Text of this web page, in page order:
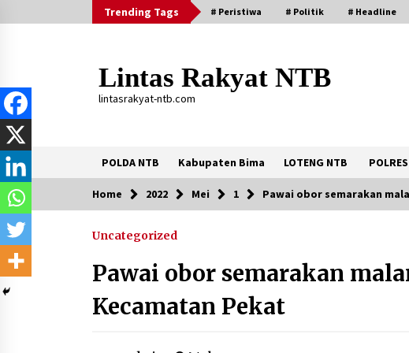
to
Trending Tags # Peristiwa # Politik # Headline
Lintas Rakyat NTB
lintasrakyat-ntb.com
POLDA NTB Kabupaten Bima LOTENG NTB
Trending Now
di Dompu, Ketegangan Memuncak di
Kampung Bebas Dari Narkoba
Home 2022 Mei 1 Pawai obor semarakan
Uncategorized
Pawai obor semarakan
Kecamatan Pekat